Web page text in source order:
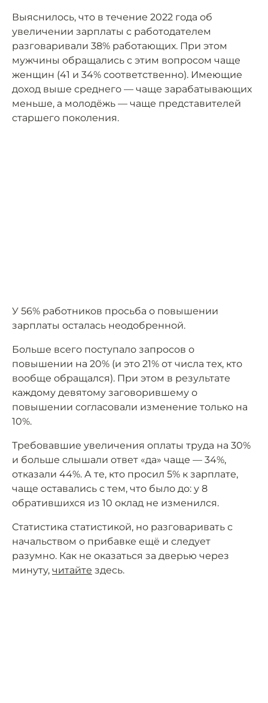
Выяснилось, что в течение 2022 года об
увеличении зарплаты с работодателем
разговаривали 38% работающих. При этом
мужчины обращались с этим вопросом чаще
женщин (41 и 34% соответственно). Имеющие
доход выше среднего — чаще зарабатывающих
меньше, а молодёжь — чаще представителей
старшего поколения.
У 56% работников просьба о повышении
зарплаты осталась неодобренной.
Больше всего поступало запросов о
повышении на 20% (и это 21% от числа тех, кто
вообще обращался). При этом в результате
каждому девятому заговорившему о
повышении согласовали изменение только на
10%.
Требовавшие увеличения оплаты труда на 30%
и больше слышали ответ «да» чаще — 34%,
отказали 44%. А те, кто просил 5% к зарплате,
чаще оставались с тем, что было до: у 8
обратившихся из 10 оклад не изменился.
Статистика статистикой, но разговаривать с
начальством о прибавке ещё и следует
разумно. Как не оказаться за дверью через
минуту, читайте здесь.